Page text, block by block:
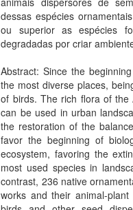
dessas espécies
ou superior as espécies
degradadas por criar
Abstract: Since the
the most diverse places,
of birds. The rich flora of the
can be used in urban
the restoration of the
favor the beginning of
ecosystem, favoring the
most used species in
contrast, 236 native
works and their animal-